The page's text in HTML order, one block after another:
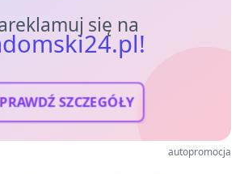
się na
SZCZEGÓŁY
autopromocja